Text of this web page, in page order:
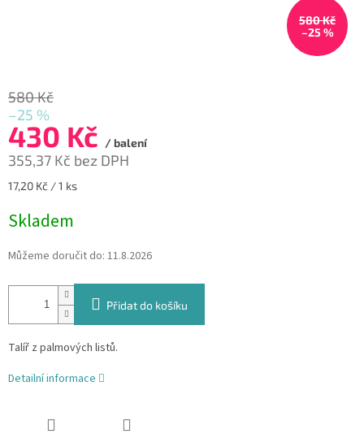
580 Kč
–25 %
580 Kč
–25 %
430 Kč / balení
355,37 Kč bez DPH
Měrná
17,20 Kč / 1 ks
Skladem
Můžeme doručit do: 11.8.2026
Přidat do košíku
Talíř z palmových listů.
Detailní informace